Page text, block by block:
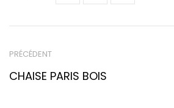
PRÉCÉDENT
CHAISE PARIS BOIS